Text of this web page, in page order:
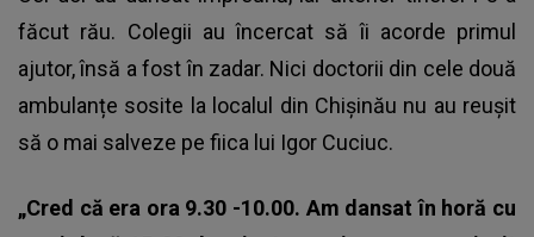
făcut rău. Colegii au încercat să îi acorde primul
ajutor, însă a fost în zadar. Nici doctorii din cele două
ambulanțe sosite la localul din Chișinău nu au reușit
să o mai salveze pe fiica lui Igor Cuciuc.
„Cred că era ora 9.30 -10.00. Am dansat în horă cu